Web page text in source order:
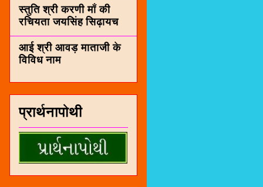
स्तुति श्री करणी माँ की
रचियता जयसिंह सिढ़ायच
आई श्री आवड़ माताजी के
विविध नाम
प्रार्थनापोथी